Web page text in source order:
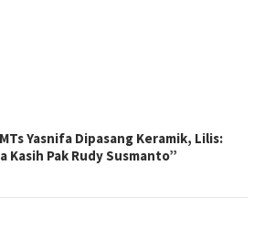
Yasnifa Dipasang Keramik, Lilis:
Kasih Pak Rudy Susmanto”